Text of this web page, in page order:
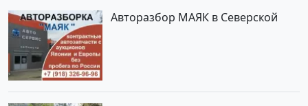
Авторазбор МАЯК в Северской